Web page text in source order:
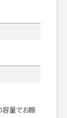
容量でお願